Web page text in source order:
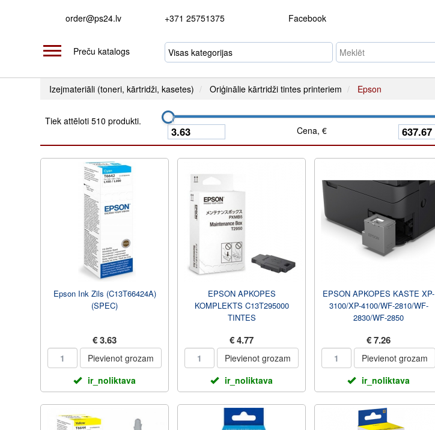
order@ps24.lv +371 25751375 Facebook
Preču katalogs
Izejmateriāli (toneri, kārtridži, kasetes) Oriģinālie kārtridži tintes printeriem Epson
Tiek attēloti 510 produkti.
Cena, €
Epson Ink Zils (C13T66424A)
(SPEC)
€ 3.63
Pievienot grozam
ir_noliktava
EPSON APKOPES
KOMPLEKTS C13T295000
TINTES
€ 4.77
Pievienot grozam
ir_noliktava
EPSON APKOPES KASTE XP-
3100/XP-4100/WF-2810/WF-
2830/WF-2850
€ 7.26
Pievienot grozam
ir_noliktava